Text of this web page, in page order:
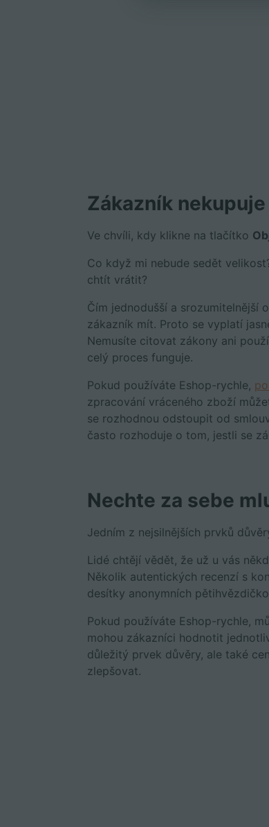
Zákazník
Ve chvíli, kdy klikne na tlačítko
Co když mi nebude sedět
chtít vrátit?
Čím jednodušší a srozumitelnější
zákazník mít. Proto se vyplatí
Nemusíte citovat zákony ani
celý proces funguje.
Pokud používáte Eshop-rychle,
zpracování vráceného zboží
se rozhodnou odstoupit od
často rozhoduje o tom, jestli se
Nechte za sebe
Jedním z nejsilnějších prvků
Lidé chtějí vědět, že už u vás
Několik autentických recenzí s
desítky anonymních
Pokud používáte Eshop-rychle,
mohou zákazníci hodnotit
důležitý prvek důvěry, ale také
zlepšovat.